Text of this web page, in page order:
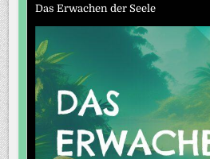
Das Erwachen der Seele